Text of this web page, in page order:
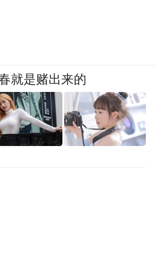
就是赌出来的